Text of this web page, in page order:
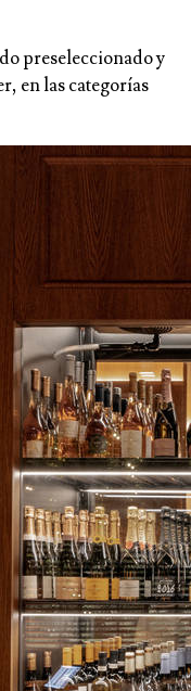
preseleccionado y
en las categorías